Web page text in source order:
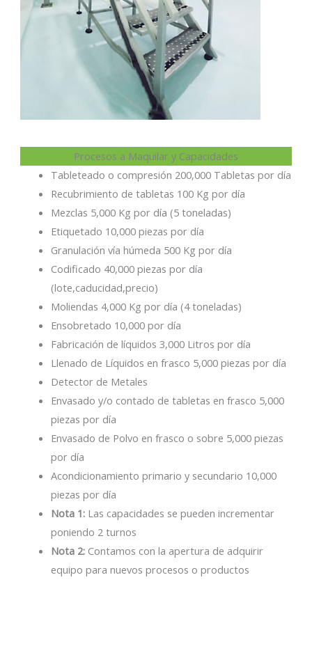
Procesos a Maquilar y Capacidades
Tableteado o compresión 200,000 Tabletas por día
Recubrimiento de tabletas 100 Kg por día
Mezclas 5,000 Kg por día (5 toneladas)
Etiquetado 10,000 piezas por día
Granulación vía húmeda 500 Kg por día
Codificado 40,000 piezas por día
(lote,caducidad,precio)
Moliendas 4,000 Kg por día (4 toneladas)
Ensobretado 10,000 por día
Fabricación de líquidos 3,000 Litros por día
Llenado de Líquidos en frasco 5,000 piezas por día
Detector de Metales
Envasado y/o contado de tabletas en frasco 5,000
piezas por día
Envasado de Polvo en frasco o sobre 5,000 piezas
por día
Acondicionamiento primario y secundario 10,000
piezas por día
Nota 1:Las capacidades se pueden incrementar
poniendo 2 turnos
Nota 2:Contamos con la apertura de adquirir
equipo para nuevos procesos o productos